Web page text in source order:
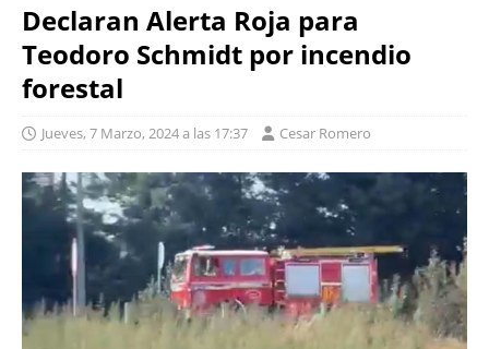
Declaran Alerta Roja para
Teodoro Schmidt por incendio
forestal
Jueves, 7 Marzo, 2024 a las 17:37 Cesar Romero